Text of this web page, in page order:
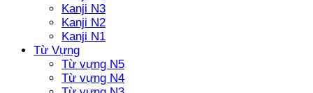
Kanji N3
Kanji N2
Kanji N1
Từ Vựng
Từ vựng N5
Từ vựng N4